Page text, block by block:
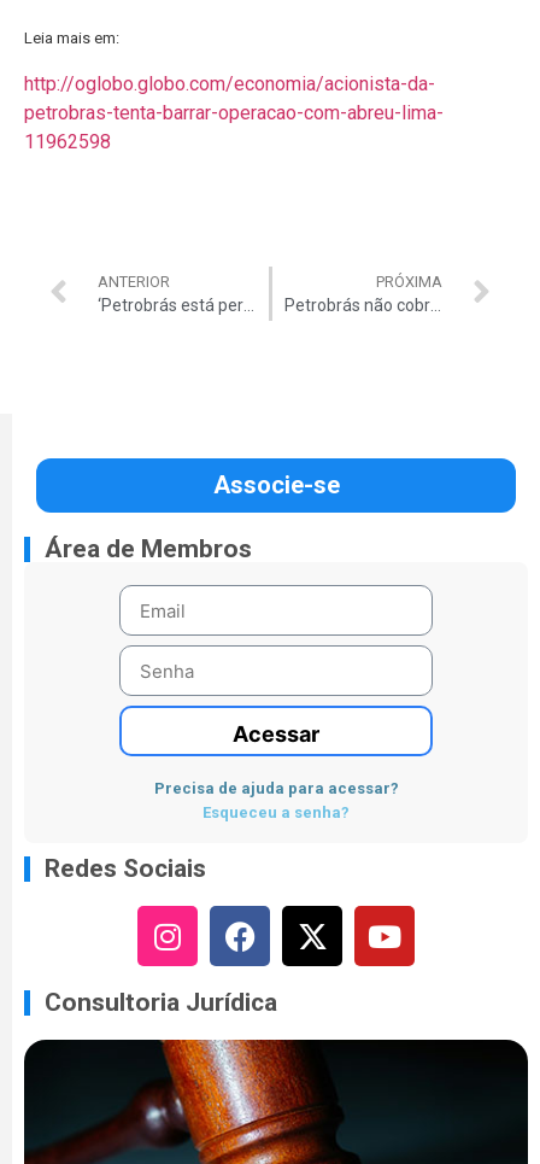
Leia mais em:
http://oglobo.globo.com/economia/acionista-da-
petrobras-tenta-barrar-operacao-com-abreu-lima-
11962598
ANTERIOR PRÓXIMA
Petrobrás não cobrou ‘calote’ dado pela PDVSA
Associe-se
Área de Membros
Acessar
Precisa de ajuda para acessar?
Esqueceu a senha?
Redes Sociais
Consultoria Jurídica